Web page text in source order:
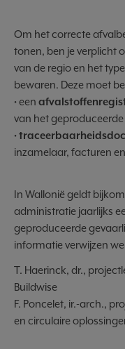
Om het correcte
tonen, ben je verplicht
van de regio en het
bewaren. Deze moet
• een
van het
•
inzamelaar, facturen
In Wallonië geldt
administratie jaarlijks
geproduceerde
informatie verwijzen
T. Haerinck, dr.,
Buildwise
F. Poncelet, ir.-arch.,
en circulaire